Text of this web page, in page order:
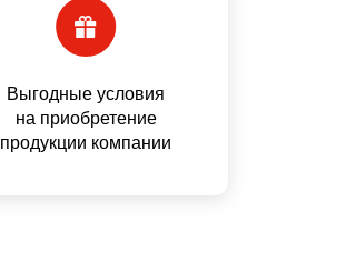
Выгодные условия
на приобретение
продукции компании